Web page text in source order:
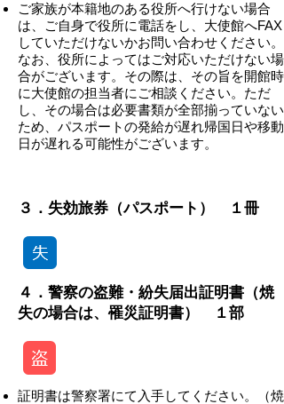
ご家族が本籍地のある役所へ行けない場合
は、ご自身で役所に電話をし、大使館へFAX
していただけないかお問い合わせください。
なお、役所によってはご対応いただけない場
合がございます。その際は、その旨を開館時
に大使館の担当者にご相談ください。ただ
し、その場合は必要書類が全部揃っていない
ため、パスポートの発給が遅れ帰国日や移動
日が遅れる可能性がございます。
３．失効旅券（パスポート） １冊
４．警察の盗難・紛失届出証明書（焼
失の場合は、罹災証明書） １部
証明書は警察署にて入手してください。（焼